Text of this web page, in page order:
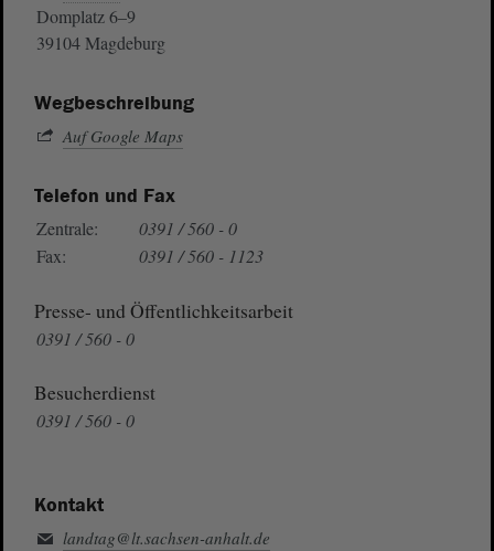
Domplatz 6–9
39104 Magdeburg
Wegbeschreibung
Auf Google Maps
Telefon und Fax
Zentrale:
0391 / 560 - 0
Fax:
0391 / 560 - 1123
Presse- und Öffentlichkeitsarbeit
0391 / 560 - 0
Besucherdienst
0391 / 560 - 0
Kontakt
landtag@lt.sachsen-anhalt.de